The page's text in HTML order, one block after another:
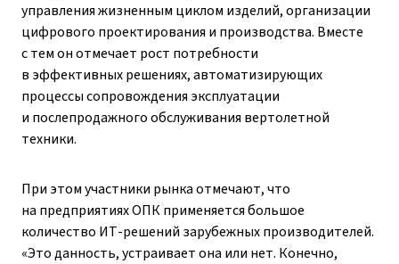
управления жизненным циклом изделий, организации
цифрового проектирования и производства. Вместе
с тем он отмечает рост потребности
в эффективных решениях, автоматизирующих
процессы сопровождения эксплуатации
и послепродажного обслуживания вертолетной
техники.
При этом участники рынка отмечают, что
на предприятиях ОПК применяется большое
количество ИТ-решений зарубежных производителей.
«Это данность, устраивает она или нет. Конечно,